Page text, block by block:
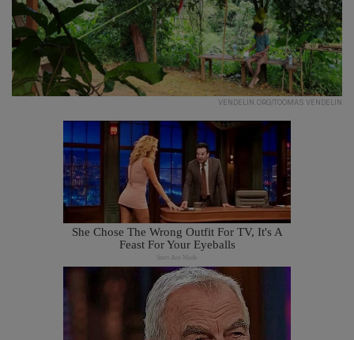
VENDELIN.ORG/TOOMAS VENDELIN